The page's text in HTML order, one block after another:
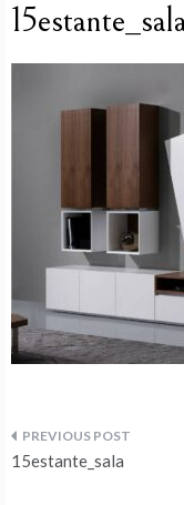
Navegação
15estante_sala